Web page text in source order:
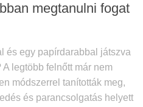
megtanulni fogat
és egy papírdarabbal játszva
legtöbb felnőtt már nem
módszerrel tanították meg,
és parancsolgatás helyett